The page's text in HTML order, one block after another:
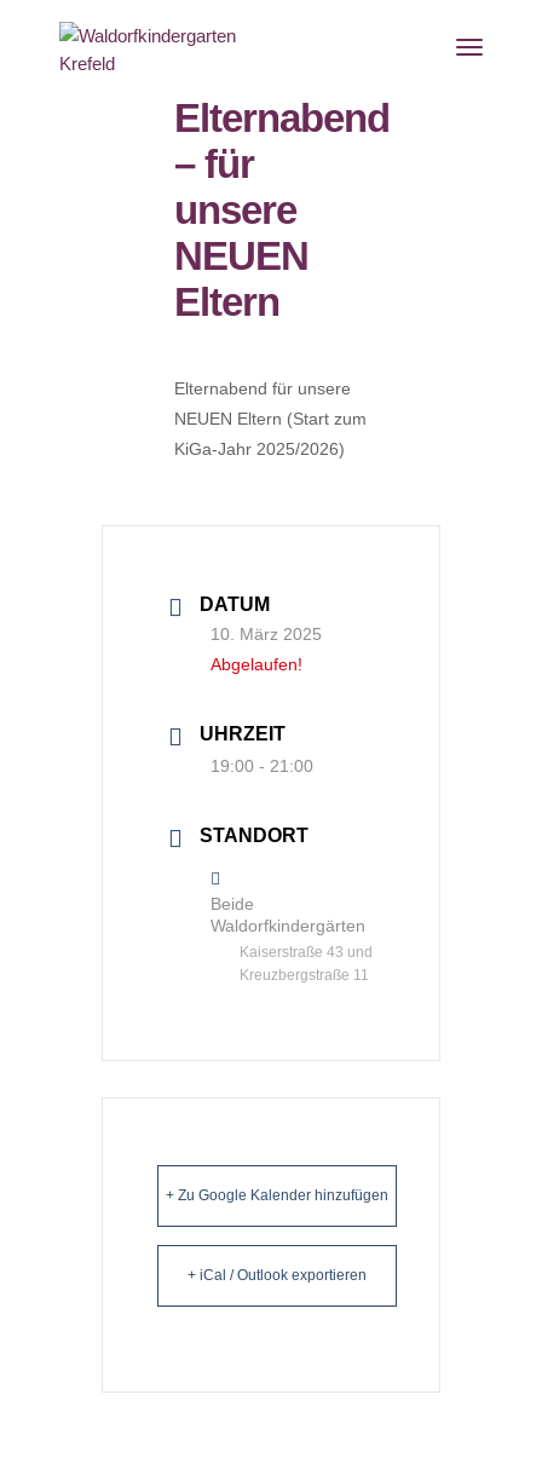
Elternabend
– für
unsere
NEUEN
Eltern
Elternabend für unsere
NEUEN Eltern (Start zum
KiGa-Jahr 2025/2026)
DATUM
10. März 2025
Abgelaufen!
UHRZEIT
19:00 - 21:00
STANDORT
Beide
Waldorfkindergärten
Kaiserstraße 43 und
Kreuzbergstraße 11
+ Zu Google Kalender hinzufügen
+ iCal / Outlook exportieren